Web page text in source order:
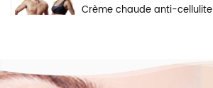
Crème chaude anti-cellulite
amincissante pour le corps